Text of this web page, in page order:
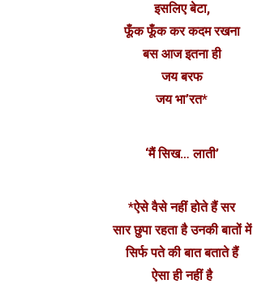
इसलिए बेटा,
फूँक फूँक कर कदम रखना
बस आज इतना ही
जय बरफ
जय भा’रत*
‘मैं सिख… लाती’
*ऐसे वैसे नहीं होते हैं सर
सार छुपा रहता है उनकी बातों में
सिर्फ पते की बात बताते हैं
ऐसा ही नहीं है